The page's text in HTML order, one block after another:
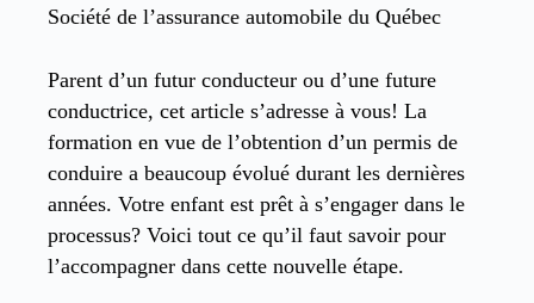
Société de l’assurance automobile du Québec
Parent d’un futur conducteur ou d’une future
conductrice, cet article s’adresse à vous! La
formation en vue de l’obtention d’un permis de
conduire a beaucoup évolué durant les dernières
années. Votre enfant est prêt à s’engager dans le
processus? Voici tout ce qu’il faut savoir pour
l’accompagner dans cette nouvelle étape.